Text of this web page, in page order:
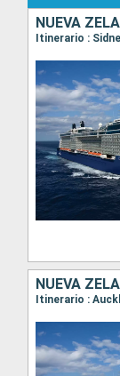
NUEVA
NUEVA